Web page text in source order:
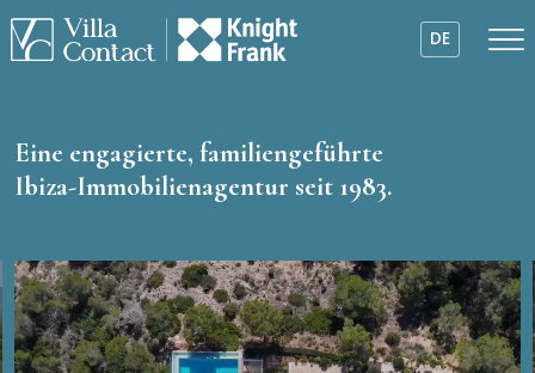
DE
Eine engagierte, familiengeführte
Ibiza-Immobilienagentur seit 1983.